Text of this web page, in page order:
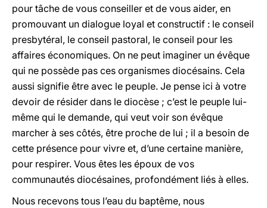
pour tâche de vous conseiller et de vous aider, en
promouvant un dialogue loyal et constructif : le conseil
presbytéral, le conseil pastoral, le conseil pour les
affaires économiques. On ne peut imaginer un évêque
qui ne possède pas ces organismes diocésains. Cela
aussi signifie être avec le peuple. Je pense ici à votre
devoir de résider dans le diocèse ; c’est le peuple lui-
même qui le demande, qui veut voir son évêque
marcher à ses côtés, être proche de lui ; il a besoin de
cette présence pour vivre et, d’une certaine manière,
pour respirer. Vous êtes les époux de vos
communautés diocésaines, profondément liés à elles.
Nous recevons tous l’eau du baptême, nous